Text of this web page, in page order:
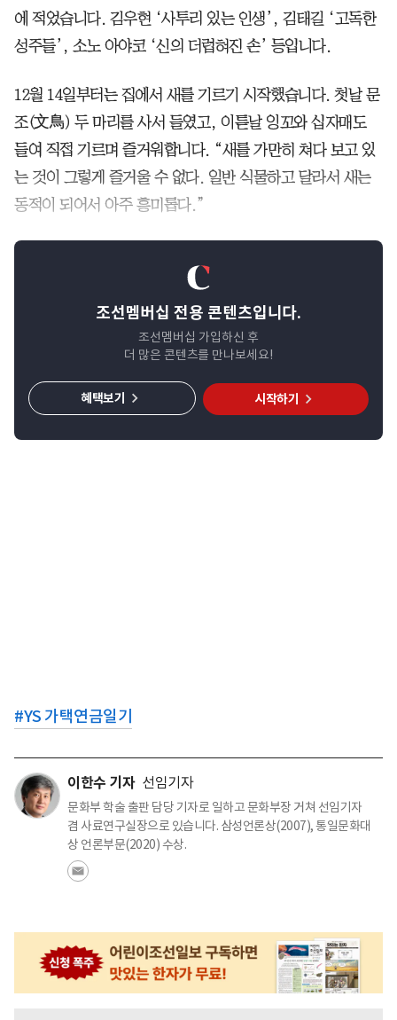
에 적었습니다. 김우현 ‘사투리 있는 인생’, 김태길 ‘고독한
성주들’, 소노 아야코 ‘신의 더럽혀진 손’ 등입니다.
12월 14일부터는 집에서 새를 기르기 시작했습니다. 첫날 문
조(文鳥) 두 마리를 사서 들였고, 이튿날 잉꼬와 십자매도
들여 직접 기르며 즐거워합니다. “새를 가만히 쳐다 보고 있
는 것이 그렇게 즐거울 수 없다. 일반 식물하고 달라서 새는
동적이 되어서 아주 흥미롭다.”
조선멤버십 전용 콘텐츠입니다.
조선멤버십 가입하신 후
더 많은 콘텐츠를 만나보세요!
시작하기
혜택보기
#YS 가택연금일기
이한수 기자 선임기자
문화부 학술 출판 담당 기자로 일하고 문화부장 거쳐 선임기자
겸 사료연구실장으로 있습니다. 삼성언론상(2007), 통일문화대
상 언론부문(2020) 수상.